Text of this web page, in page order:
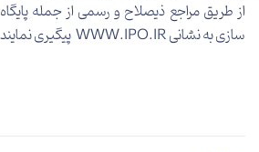
از طریق مراجع ذیصلاح و رسمی از جمله
سازی به نشانیWWW.IPO.IR پیگیری